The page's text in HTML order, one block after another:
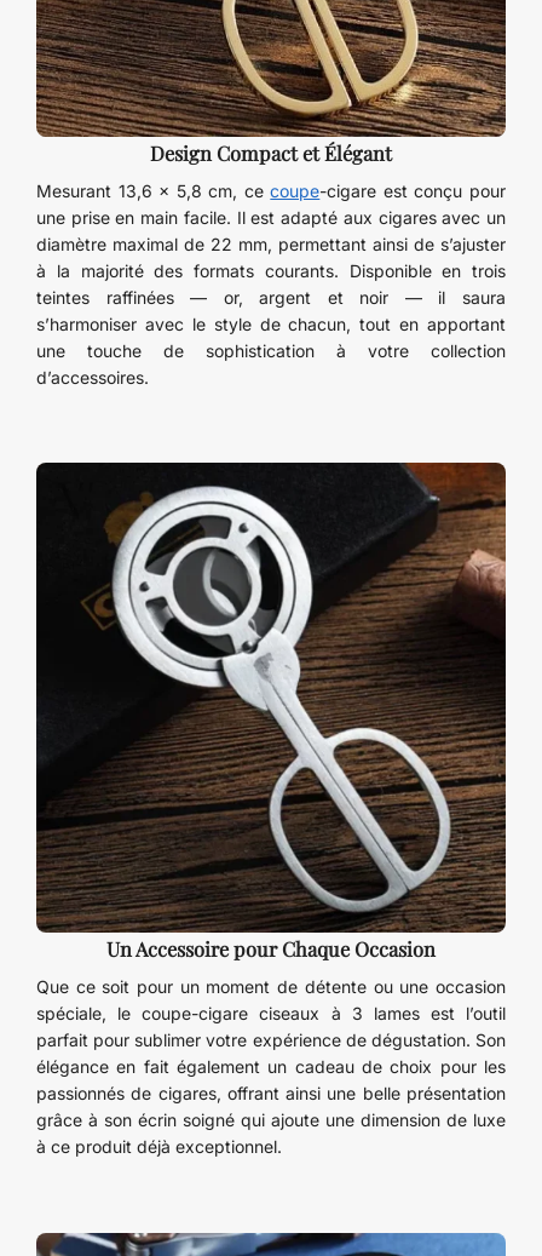
Design Compact et Élégant
Mesurant 13,6 x 5,8 cm, cecoupe-cigare est conçu pour
une prise en main facile. Il est adapté aux cigares avec un
diamètre maximal de 22 mm, permettant ainsi de s’ajuster
à la majorité des formats courants. Disponible en trois
teintes raffinées — or, argent et noir — il saura
s’harmoniser avec le style de chacun, tout en apportant
une touche de sophistication à votre collection
d’accessoires.
Un Accessoire pour Chaque Occasion
Que ce soit pour un moment de détente ou une occasion
spéciale, le coupe-cigare ciseaux à 3 lames est l’outil
parfait pour sublimer votre expérience de dégustation. Son
élégance en fait également un cadeau de choix pour les
passionnés de cigares, offrant ainsi une belle présentation
grâce à son écrin soigné qui ajoute une dimension de luxe
à ce produit déjà exceptionnel.